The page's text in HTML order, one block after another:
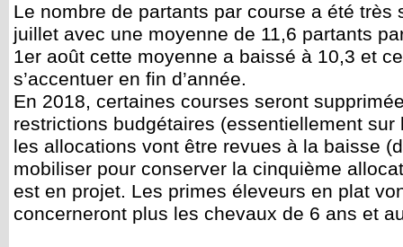
Le nombre de partants par course a été très
juillet avec une moyenne de 11,6 partants
1er août cette moyenne a baissé à 10,3 et
s’accentuer en fin d’année.
En 2018, certaines courses seront
restrictions budgétaires (essentiellement
les allocations vont être revues à la baisse
mobiliser pour conserver la cinquième
est en projet. Les primes éleveurs en plat
concerneront plus les chevaux de 6 ans et